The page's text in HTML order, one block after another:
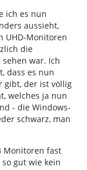
ich es nun
aussieht,
UHD-Monitoren
die
war. Ich
dass es nun
gibt, der ist völlig
welches ja nun
- die Windows-
schwarz, man
Monitoren fast
gut wie kein